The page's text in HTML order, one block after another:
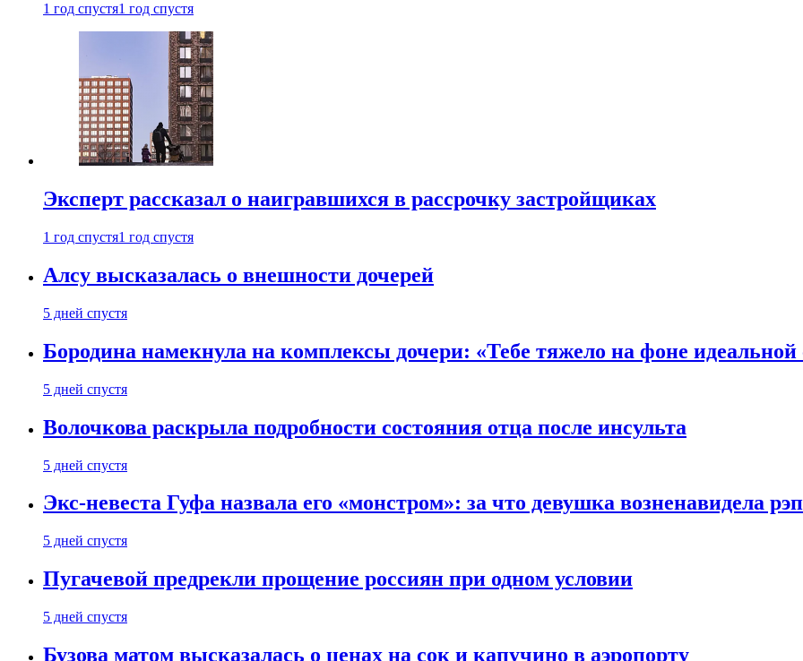
1 год спустя1 год спустя
Эксперт рассказал о наигравшихся в рассрочку застройщиках
1 год спустя1 год спустя
Алсу высказалась о внешности дочерей
5 дней спустя
Бородина намекнула на комплексы дочери: «Тебе тяжело на фоне идеальной
5 дней спустя
Волочкова раскрыла подробности состояния отца после инсульта
5 дней спустя
Экс-невеста Гуфа назвала его «монстром»: за что девушка возненавидела
5 дней спустя
Пугачевой предрекли прощение россиян при одном условии
5 дней спустя
Бузова матом высказалась о ценах на сок и капучино в аэропорту